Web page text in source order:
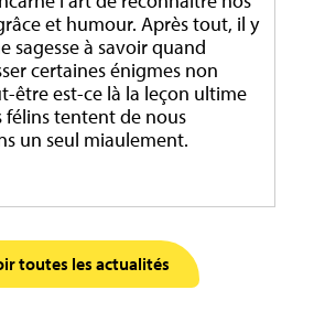
et humour. Après tout, il y
sagesse à savoir quand
certaines énigmes non
être est-ce là la leçon ultime
félins tentent de nous
un seul miaulement.
toutes les actualités